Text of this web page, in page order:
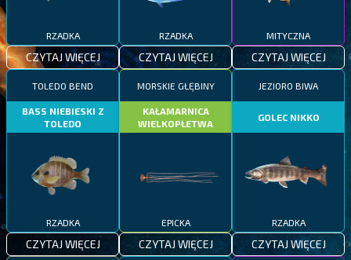
RZADKA
CZYTAJ WIĘCEJ
RZADKA
CZYTAJ WIĘCEJ
MITYCZNA
CZYTAJ WIĘCEJ
TOLEDO BEND
BASS NIEBIESKI Z
TOLEDO
RZADKA
CZYTAJ WIĘCEJ
MORSKIE GŁĘBINY
KAŁAMARNICA
WIELKOPŁETWA
EPICKA
CZYTAJ WIĘCEJ
JEZIORO BIWA
GOLEC NIKKO
RZADKA
CZYTAJ WIĘCEJ